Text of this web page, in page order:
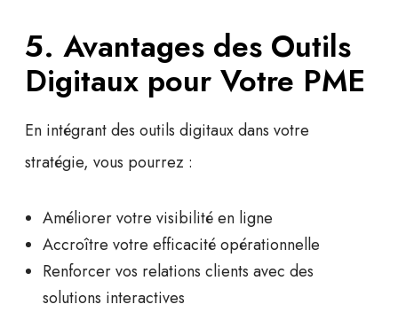
5. Avantages des Outils
Digitaux pour Votre PME
En intégrant des outils digitaux dans votre
stratégie, vous pourrez :
Améliorer votre visibilité en ligne
Accroître votre efficacité opérationnelle
Renforcer vos relations clients avec des
solutions interactives